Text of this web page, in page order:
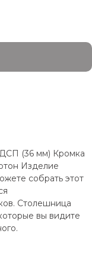
собрать этот